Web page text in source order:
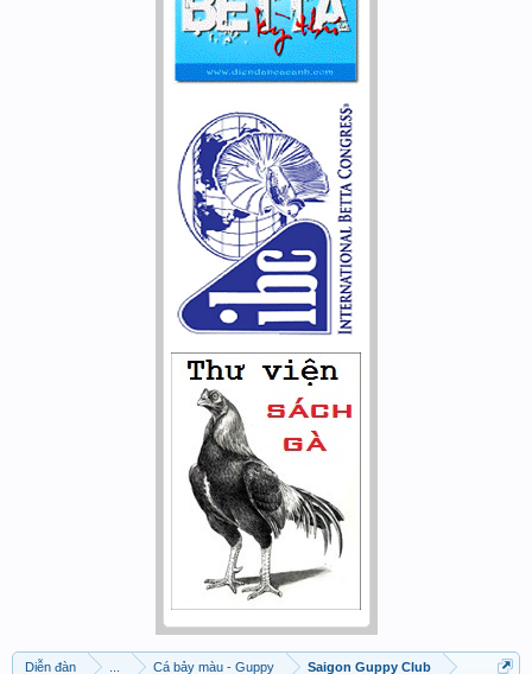
Diễn đàn ... Cá bảy màu - Guppy Saigon Guppy Club